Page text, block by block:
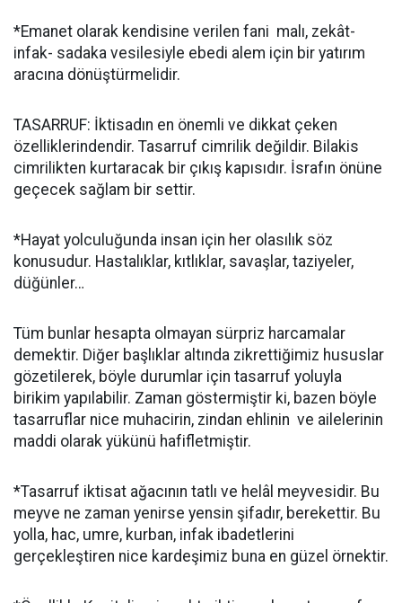
*Emanet olarak kendisine verilen fani malı, zekât-
infak- sadaka vesilesiyle ebedi alem için bir yatırım
aracına dönüştürmelidir.
TASARRUF: İktisadın en önemli ve dikkat çeken
özelliklerindendir. Tasarruf cimrilik değildir. Bilakis
cimrilikten kurtaracak bir çıkış kapısıdır. İsrafın önüne
geçecek sağlam bir settir.
*Hayat yolculuğunda insan için her olasılık söz
konusudur. Hastalıklar, kıtlıklar, savaşlar, taziyeler,
düğünler…
Tüm bunlar hesapta olmayan sürpriz harcamalar
demektir. Diğer başlıklar altında zikrettiğimiz hususlar
gözetilerek, böyle durumlar için tasarruf yoluyla
birikim yapılabilir. Zaman göstermiştir ki, bazen böyle
tasarruflar nice muhacirin, zindan ehlinin ve ailelerinin
maddi olarak yükünü hafifletmiştir.
*Tasarruf iktisat ağacının tatlı ve helâl meyvesidir. Bu
meyve ne zaman yenirse yensin şifadır, berekettir. Bu
yolla, hac, umre, kurban, infak ibadetlerini
gerçekleştiren nice kardeşimiz buna en güzel örnektir.